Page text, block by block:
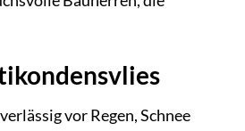
vor Regen, Schnee